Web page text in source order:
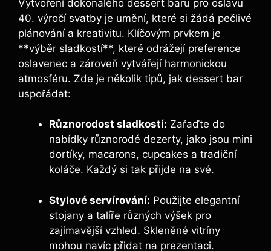
Vytvoření dokonalého dessert baru pro oslavu
40. výročí svatby je umění, které si žádá pečlivé
plánování a kreativitu. Klíčovým prvkem je
**výběr sladkostí**, které odrážejí preference
oslavenec a zároveň vytvářejí harmonickou
atmosféru. Zde je několik tipů, jak dessert bar
uspořádat:
Různorodost sladkostí: Zařaďte do
nabídky různorodé dezerty, jako jsou mini
dortíky, macarons, cupcakes a tradiční
koláče. Každý si tak přijde na své.
Stylové servírování: Použijte elegantní
stojany a talíře různých výšek pro
zajímavější vzhled. Skleněné vitríny
mohou navíc přidat na prezentaci.